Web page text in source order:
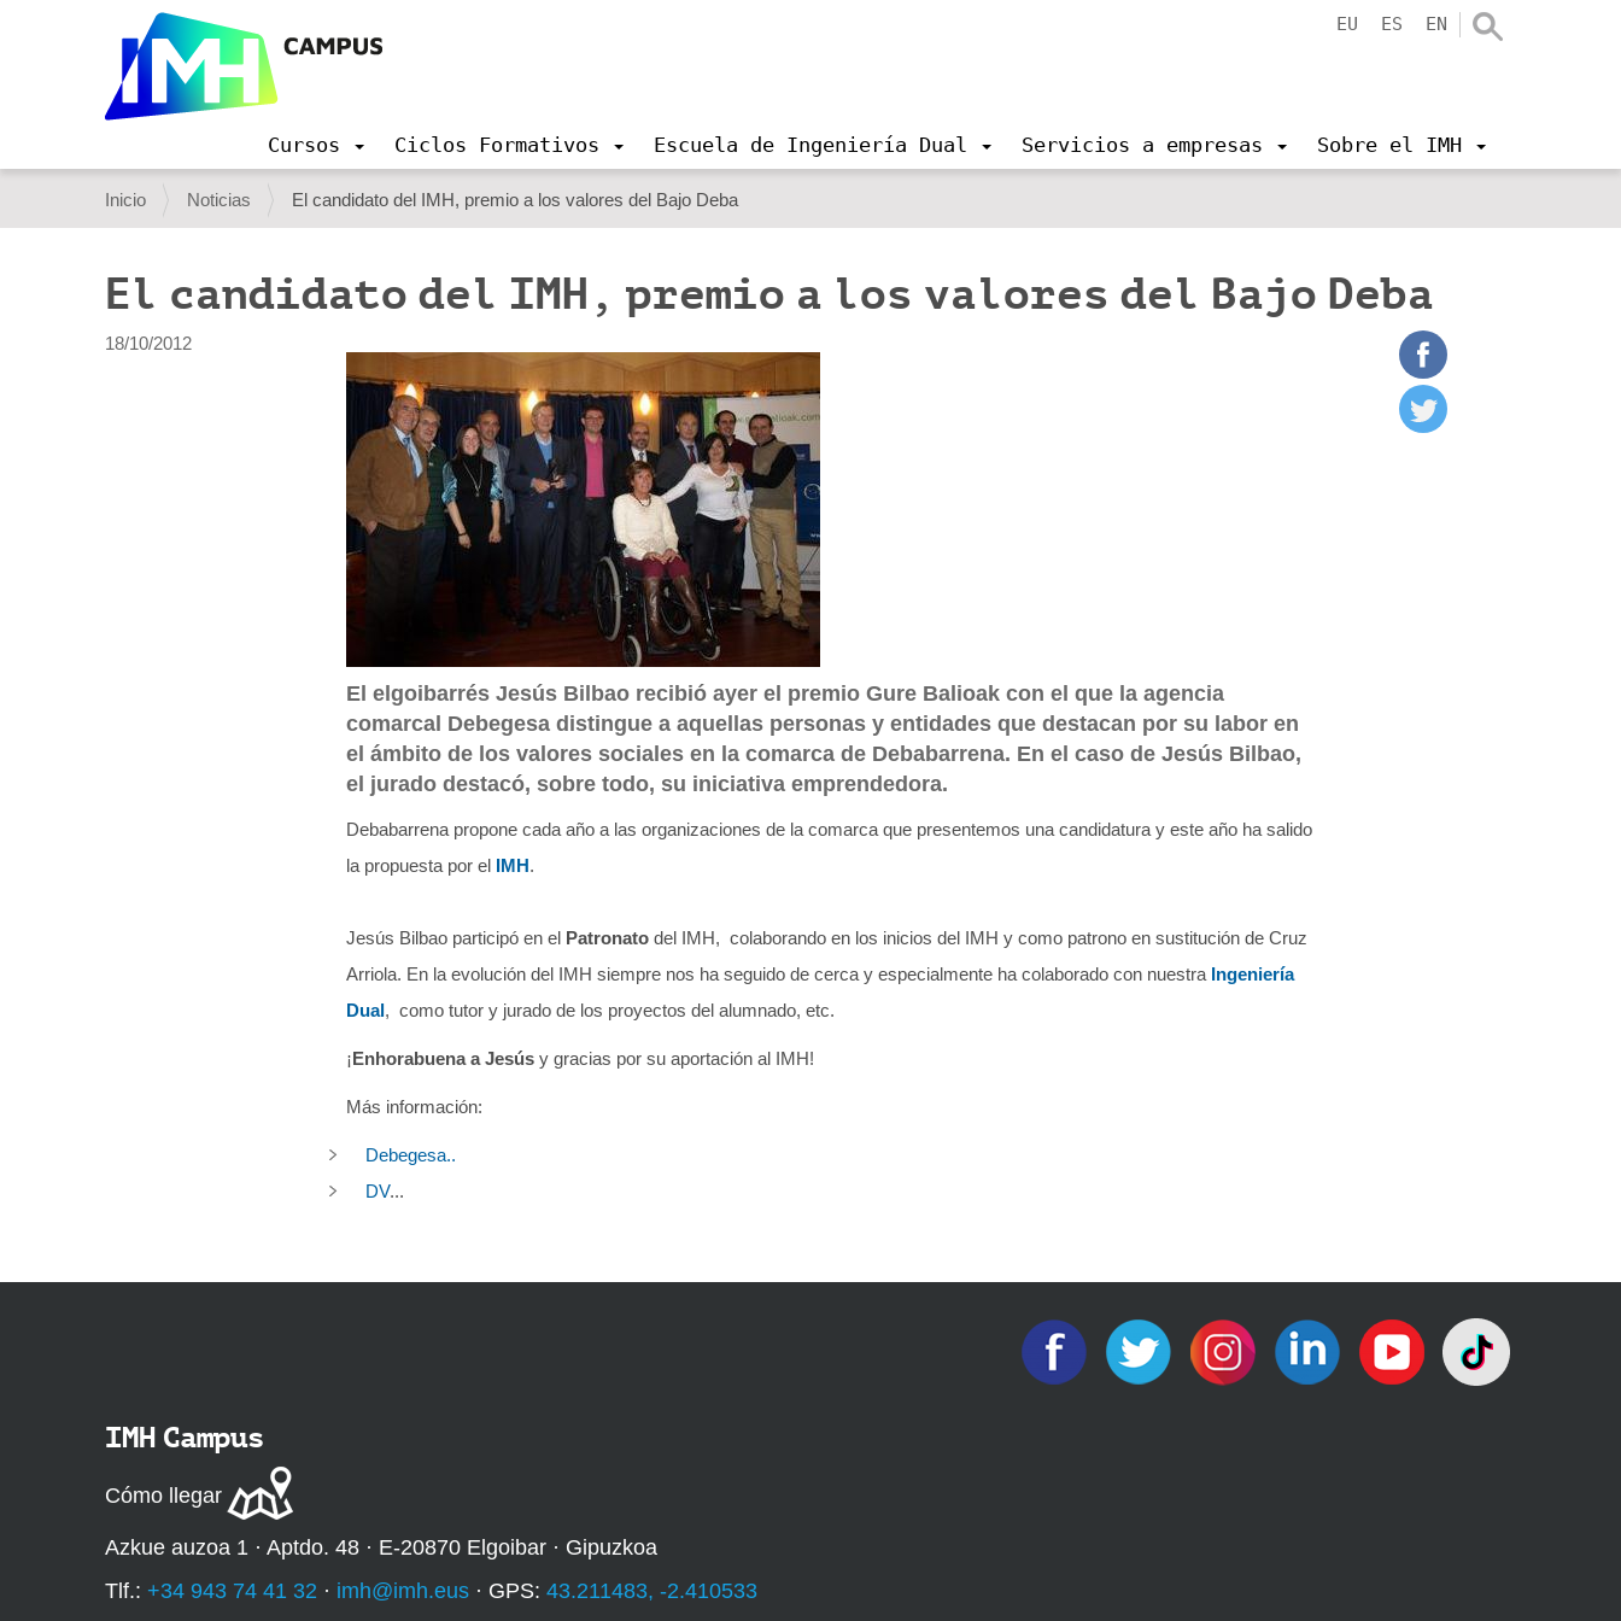
EU ES EN
v
a
c
i
Cursos Ciclos Formativos Escuela de Ingeniería Dual Servicios a empresas Sobre el IMH
U
s
e
d
Inicio Noticias El candidato del IMH, premio a los valores del Bajo Deba
El candidato del IMH, premio a los valores del Bajo Deba
18/10/2012
El elgoibarrés Jesús Bilbao recibió ayer el premio Gure Balioak con el que la agencia
comarcal Debegesa distingue a aquellas personas y entidades que destacan por su labor en
el ámbito de los valores sociales en la comarca de Debabarrena. En el caso de Jesús Bilbao,
el jurado destacó, sobre todo, su iniciativa emprendedora.
Debabarrena propone cada año a las organizaciones de la comarca que presentemos una candidatura y este año ha salido
la propuesta por el IMH.
Jesús Bilbao participó en el Patronato del IMH, colaborando en los inicios del IMH y como patrono en sustitución de Cruz
Arriola. En la evolución del IMH siempre nos ha seguido de cerca y especialmente ha colaborado con nuestra Ingeniería
Dual, como tutor y jurado de los proyectos del alumnado, etc.
¡Enhorabuena a Jesús y gracias por su aportación al IMH!
Más información:
Debegesa..
DV...
IMH Campus
Cómo llegar
Azkue auzoa 1 · Aptdo. 48 · E-20870 Elgoibar · Gipuzkoa
Tlf.: +34 943 74 41 32 · imh@imh.eus · GPS: 43.211483, -2.410533